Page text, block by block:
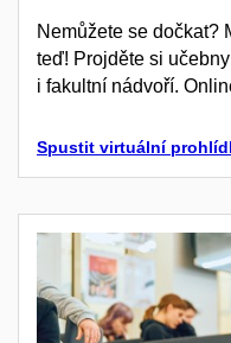
Nemůžete se dočkat?
teď! Projděte si
i fakultní nádvoří.
Spustit virtuální